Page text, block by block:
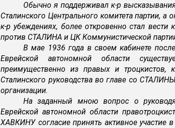
Обычно я поддерживал к-р
Сталинского Центрального комитета партии,
к-р убеждениях, более откровенно стал
против СТАЛИНА и ЦК Коммунистической
В мае 1936 года в своем кабинете
Еврейской автономной области
преимущественно из правых и троцкистов,
Сталинского руководства во главе со
организации.
На заданный мною вопрос о
Еврейской автономной области
ХАВКИНУ согласие принять активное участие